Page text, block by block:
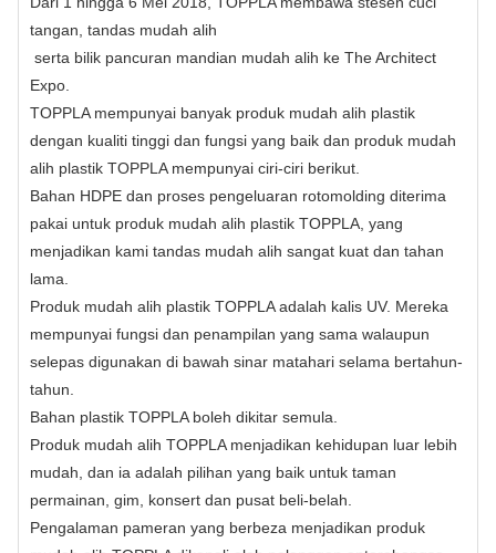
tangan, tandas mudah alih
serta bilik pancuran mandian mudah alih ke The Architect
Expo.
TOPPLA mempunyai banyak produk mudah alih plastik
dengan kualiti tinggi dan fungsi yang baik dan produk mudah
alih plastik TOPPLA mempunyai ciri-ciri berikut.
Bahan HDPE dan proses pengeluaran rotomolding diterima
pakai untuk produk mudah alih plastik TOPPLA, yang
menjadikan kami tandas mudah alih sangat kuat dan tahan
lama.
Produk mudah alih plastik TOPPLA adalah kalis UV. Mereka
mempunyai fungsi dan penampilan yang sama walaupun
selepas digunakan di bawah sinar matahari selama bertahun-
tahun.
Bahan plastik TOPPLA boleh dikitar semula.
Produk mudah alih TOPPLA menjadikan kehidupan luar lebih
mudah, dan ia adalah pilihan yang baik untuk taman
permainan, gim, konsert dan pusat beli-belah.
Pengalaman pameran yang berbeza menjadikan produk